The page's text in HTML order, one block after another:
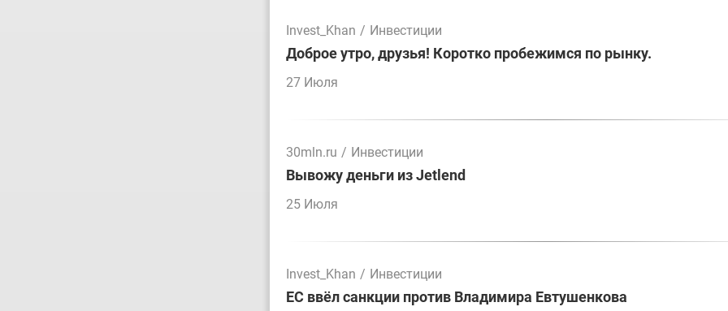
Invest_Khan / Инвестиции
Доброе утро, друзья! Коротко пробежимся по рынку.
27 Июля
30mln.ru / Инвестиции
Вывожу деньги из Jetlend
25 Июля
Invest_Khan / Инвестиции
ЕС ввёл санкции против Владимира Евтушенкова